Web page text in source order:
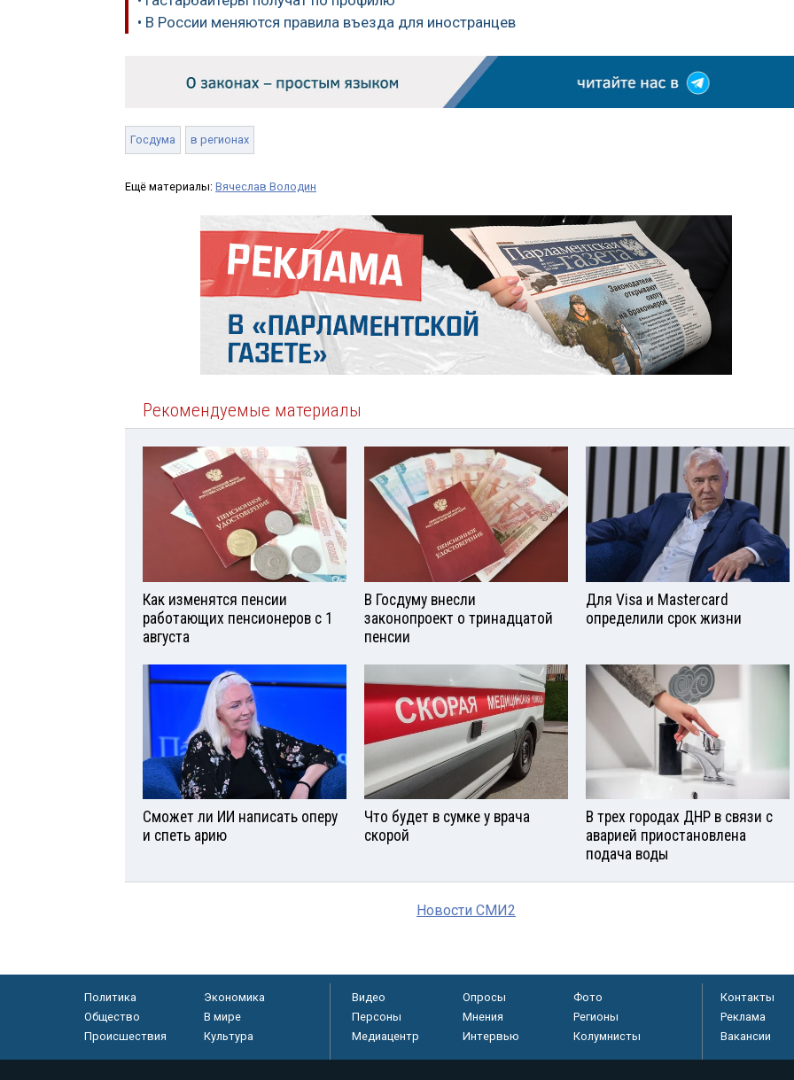
• В России меняются правила въезда для иностранцев
Госдума в регионах
Ещё материалы: Вячеслав Володин
Рекомендуемые материалы
Как изменятся пенсии
работающих пенсионеров с 1
августа
В Госдуму внесли
законопроект о тринадцатой
пенсии
Для Visа и Mastercard
определили срок жизни
Сможет ли ИИ написать оперу
и спеть арию
Что будет в сумке у врача
скорой
В трех городах ДНР в связи с
аварией приостановлена
подача воды
Новости СМИ2
Политика
Экономика
Общество
В мире
Происшествия
Культура
Видео Опросы
Фото
Персоны
Мнения
Регионы
Медиацентр
Интервью Колумнисты
Контакты
Реклама
Вакансии